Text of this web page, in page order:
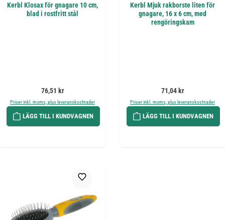
Kerbl Klosax för gnagare 10 cm,
blad i rostfritt stål
Ordinarie pris:
76,51 kr
Priser inkl. moms, plus leveranskostnader
LÄGG TILL I KUNDVAGNEN
Kerbl Mjuk rakborste liten för
gnagare, 16 x 6 cm, med
rengöringskam
Ordinarie pris:
71,04 kr
Priser inkl. moms, plus leveranskostnader
LÄGG TILL I KUNDVAGNEN